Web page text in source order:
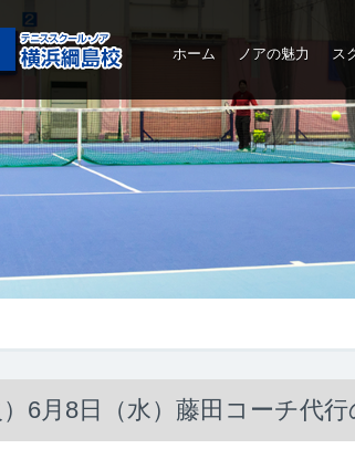
アイコンをタップ
ホーム ノアの魅力 ス
6月8日（水）藤田コーチ代